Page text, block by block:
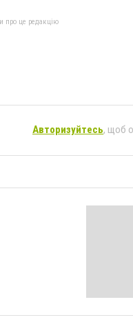
про це редакцію
Авторизуйтесь, щоб